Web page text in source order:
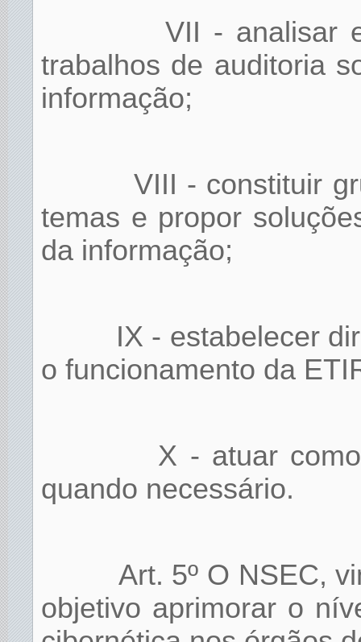
VII - analisar
trabalhos de auditoria
informação;
VIII - constituir
temas e propor
da informação;
IX - estabelecer
o funcionamento da
X - atuar
quando necessário.
Art. 5º O NSEC,
objetivo aprimorar o